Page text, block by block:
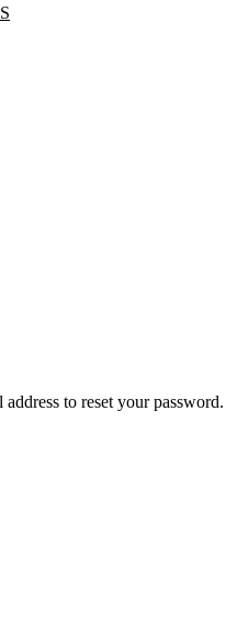
to reset your password.